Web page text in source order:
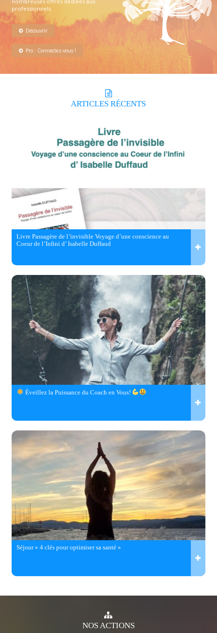
professionnels.
Découvrir
Pro : Connectez-vous !
ARTICLES RÉCENTS
Livre Passagère de l’invisible Voyage d’une conscience au
Coeur de l’Infini d’ Isabelle Duffaud
Éveillez la Puissance du Coach en Vous!
Séjour « 4 clés pour optimiser sa santé »
NOSACTIONS